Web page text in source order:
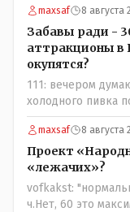
нужно было
называете
представление об
maxsaf 8 августа
Забавы ради -
аттракционы в
окупятся?
111: вечером
холодного пивка
maxsaf 8 августа
Проект
«лежачих»?
vofkakst:
ч.Нет, 60 это